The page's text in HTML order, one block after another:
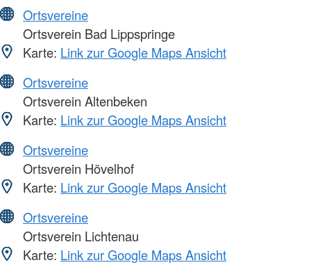
Ortsvereine
Ortsverein Bad Lippspringe
Karte: Link zur Google Maps Ansicht
Ortsvereine
Ortsverein Altenbeken
Karte: Link zur Google Maps Ansicht
Ortsvereine
Ortsverein Hövelhof
Karte: Link zur Google Maps Ansicht
Ortsvereine
Ortsverein Lichtenau
Karte: Link zur Google Maps Ansicht